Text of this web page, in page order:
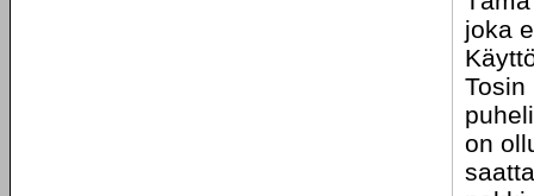
joka
Tosin
on